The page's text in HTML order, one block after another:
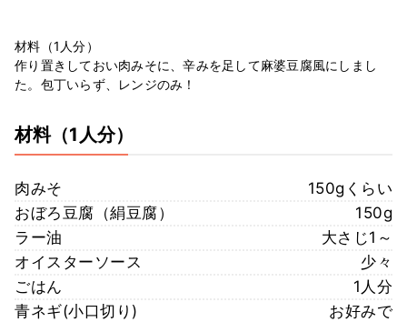
材料（1人分）
作り置きしておい肉みそに、辛みを足して麻婆豆腐風にしまし
た。包丁いらず、レンジのみ！
材料（1人分）
肉みそ
150gくらい
おぼろ豆腐（絹豆腐）
150g
ラー油
大さじ1～
オイスターソース
少々
ごはん
1人分
青ネギ(小口切り)
お好みで